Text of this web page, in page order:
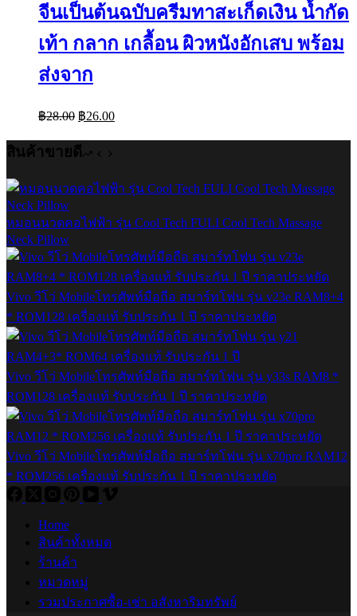
จีนเป็นต้นฉบับครีมทาสะเก็ดเงิน น้ำกัด
เท้า กลาก เกลื้อน ผิวหนังอักเสบ พร้อม
ส่งจาก
฿28.00 Original
price
was:
฿28.00.
฿26.00Current
price
is:
สินค้าขายดี
หมอนนวดคอไฟฟ้า รุ่น Cool Tech FULI Cool Tech Massage
Neck Pillow
Vivo วีโว่ Mobileโทรศัพท์มือถือ สมาร์ทโฟน รุ่น v23e RAM8+4
* ROM128 เครื่องแท้ รับประกัน 1 ปี ราคาประหยัด
Vivo วีโว่ Mobileโทรศัพท์มือถือ สมาร์ทโฟน รุ่น y33s RAM8 *
ROM128 เครื่องแท้ รับประกัน 1 ปี ราคาประหยัด
Vivo วีโว่ Mobileโทรศัพท์มือถือ สมาร์ทโฟน รุ่น x70pro RAM12
* ROM256 เครื่องแท้ รับประกัน 1 ปี ราคาประหยัด
Home
สินค้าทั้งหมด
ร้านค้า
หมวดหมู่
รวมประกาศซื้อ-เช่า อสังหาริมทรัพย์